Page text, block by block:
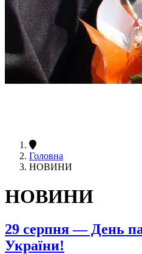
Головна
НОВИНИ
НОВИНИ
29 серпня — День
України!